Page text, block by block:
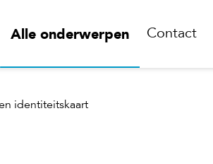
Alle onderwerpen Contact
identiteitskaart